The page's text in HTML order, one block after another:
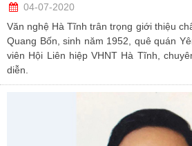
04-07-2020
Văn nghệ Hà Tĩnh trân trọng giới thiệu
Quang Bốn, sinh năm 1952, quê quán
viên Hội Liên hiệp VHNT Hà Tĩnh,
diễn.